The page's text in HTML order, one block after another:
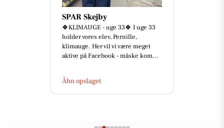
SPAR Skejby
🍀KLIMAUGE - uge 33🍀 I uge 33
holder vores elev, Pernille,
klimauge. Her vil vi være meget
aktive på Facebook - måske kom...
Åbn opslaget